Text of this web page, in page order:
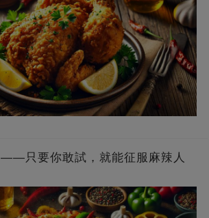
只要你敢試，就能征服麻辣人